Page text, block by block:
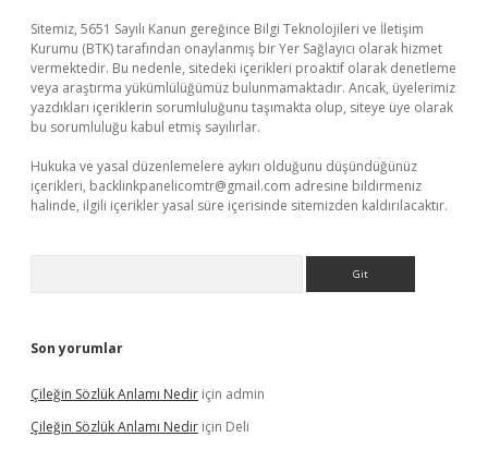
Sitemiz, 5651 Sayılı Kanun gereğince Bilgi Teknolojileri ve İletişim
Kurumu (BTK) tarafından onaylanmış bir Yer Sağlayıcı olarak hizmet
vermektedir. Bu nedenle, sitedeki içerikleri proaktif olarak denetleme
veya araştırma yükümlülüğümüz bulunmamaktadır. Ancak, üyelerimiz
yazdıkları içeriklerin sorumluluğunu taşımakta olup, siteye üye olarak
bu sorumluluğu kabul etmiş sayılırlar.
Hukuka ve yasal düzenlemelere aykırı olduğunu düşündüğünüz
içerikleri, backlinkpanelicomtr@gmail.com adresine bildirmeniz
halinde, ilgili içerikler yasal süre içerisinde sitemizden kaldırılacaktır.
Son yorumlar
Çileğin Sözlük Anlamı Nedir için admin
Çileğin Sözlük Anlamı Nedir için Deli